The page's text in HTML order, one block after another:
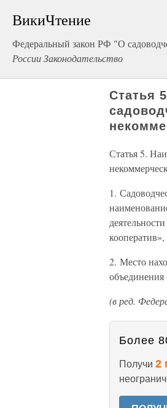
ВикиЧтение
Федеральный закон РФ "О
России Законодательство
Статья
Статья 5.
1.
2. Место
объединения
(в ред.
Более
Получи 2